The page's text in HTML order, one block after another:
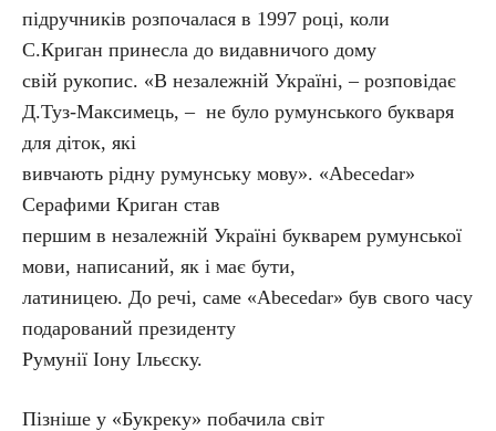
підручників розпочалася в 1997 році, коли
С.Криган принесла до видавничого дому
свій рукопис. «В незалежній Україні, – розповідає
Д.Туз-Максимець, – не було румунського букваря
для діток, які
вивчають рідну румунську мову». «Abecedar»
Серафими Криган став
першим в незалежній Україні букварем румунської
мови, написаний, як і має бути,
латиницею. До речі, саме «Abecedar» був свого часу
подарований президенту
Румунії Іону Ільєску.
Пізніше у «Букреку» побачила світ